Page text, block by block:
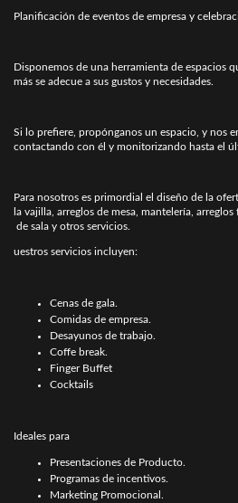
Planificación de eventos de empresa y
Disponemos de una herramienta de espacios
más se adecue a sus gustos y necesidades.
Si lo prefiere, propónganos un espacio, y nos
contactando con él y monitorizando hasta el
Para nosotros es primordial el diseño de la
la vajilla, arreglos de mesa, mantelería,
de sala y otros servicios.
uestros servicios incluyen:
Cenas de gala.
Comidas de empresa.
Desayunos de trabajo.
Coffe break.
Finger Buffet
Cocktails
Ideales para
Presentaciones de Producto.
Programas de incentivos.
Marketing Promocional.